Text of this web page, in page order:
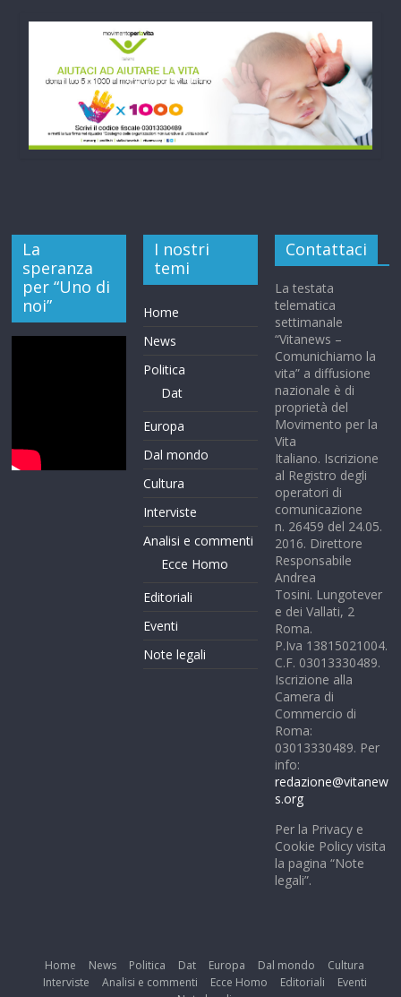
La
speranza
per “Uno di
noi”
I nostri
temi
Home
News
Politica
Dat
Europa
Dal mondo
Cultura
Interviste
Analisi e commenti
Ecce Homo
Editoriali
Eventi
Note legali
Contattaci
La testata
telematica
settimanale
“Vitanews –
Comunichiamo la
vita” a diffusione
nazionale è di
proprietà del
Movimento per la
Vita
Italiano. Iscrizione
al Registro degli
operatori di
comunicazione
n. 26459 del 24.05.
2016. Direttore
Responsabile
Andrea
Tosini. Lungotever
e dei Vallati, 2
Roma.
P.Iva 13815021004.
C.F. 03013330489.
Iscrizione alla
Camera di
Commercio di
Roma:
03013330489. Per
info:
redazione@vitanew
s.org
Per la Privacy e
Cookie Policy visita
la pagina “Note
legali”.
Home News Politica Dat Europa Dal mondo
Cultura
Interviste
Analisi e commenti Ecce Homo Editoriali
Eventi